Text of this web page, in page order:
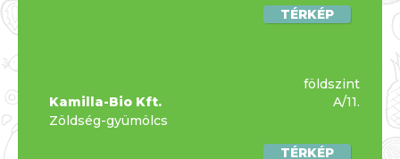
TÉRKÉP
Kamilla-Bio Kft.
Zöldség-gyümölcs
TÉRKÉP
földszint
A/11.